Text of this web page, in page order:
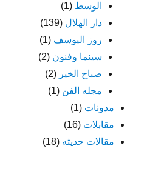
الوسط (1)
دار الهلال (139)
روز اليوسف (1)
سينما وفنون (2)
صباح الخير (2)
مجله الفن (1)
مدونات (1)
مقابلات (16)
مقالات حديثه (18)